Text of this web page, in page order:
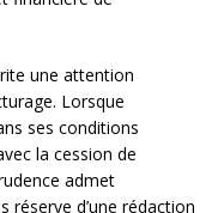
une attention
Lorsque
ses conditions
la cession de
admet
d’une rédaction